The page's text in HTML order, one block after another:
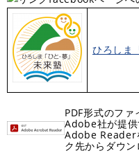
ひろしま
PDF形式のファ
Adobe社が提
Adobe Reader
ク先からダウン